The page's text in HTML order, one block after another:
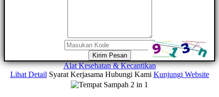
Kirim Pesan
Alat Kesehatan & Kecantikan
Lihat Detail Syarat Kerjasama Hubungi Kami Kunjungi Website